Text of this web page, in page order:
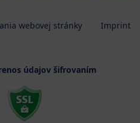
webovej stránky Imprint
údajov šifrovaním